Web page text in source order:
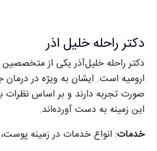
دکتر راحله خلیل اذر
دکتر راحله خلیل‌آذر یکی از
ارومیه است. ایشان به ویژه در
صورت تجربه دارند و بر اساس نظرات
این زمینه به دست آورده‌اند.
خدمات: انواع خدمات در زمینه